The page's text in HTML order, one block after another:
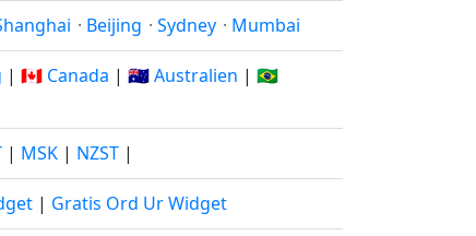
· Beijing · Sydney · Mumbai
| 🇨🇦 Canada | 🇦🇺 Australien | 🇧🇷
| MSK | NZST |
| Gratis Ord Ur Widget